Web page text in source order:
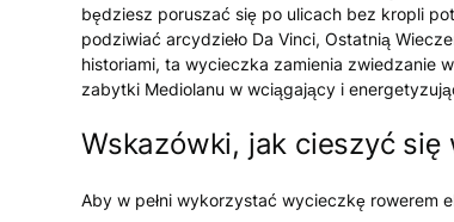
będziesz poruszać się po ulicach bez kropli
podziwiać arcydzieło Da Vinci, Ostatnią
historiami, ta wycieczka zamienia zwiedzanie
zabytki Mediolanu w wciągający i
Wskazówki, jak cieszyć
Aby w pełni wykorzystać wycieczkę rowerem